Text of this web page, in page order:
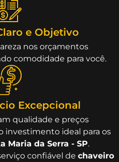
e Objetivo
nos orçamentos
comodidade para você.
Excepcional
qualidade e preços
investimento ideal para os
Maria da Serra - SP.
confiável de chaveiro